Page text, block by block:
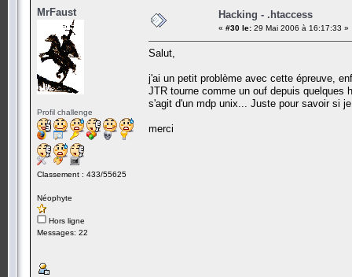
MrFaust
Profil challenge
Classement : 433/55625
Néophyte
Hors ligne
Messages: 22
Hacking - .htaccess
« #30 le: 29 Mai 2006 à 16:17:33 »
Salut,
j'ai un petit problème avec cette épreuve,
JTR tourne comme un ouf depuis quelques
s'agit d'un mdp unix... Juste pour savoir si
merci